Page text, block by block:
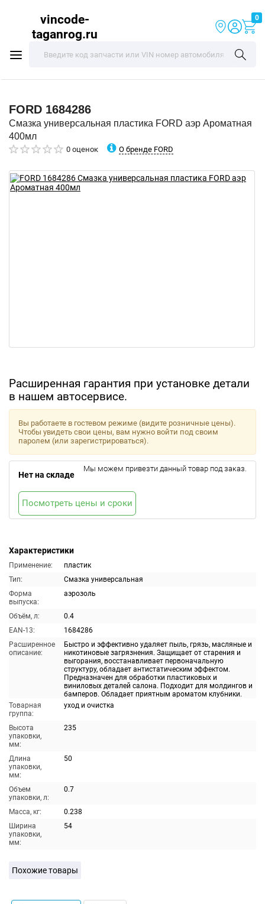
vincode-
taganrog.ru
0
FORD 1684286
Смазка универсальная пластика FORD аэр Ароматная
400мл
0 оценок О бренде FORD
Расширенная гарантия при установке детали
в нашем автосервисе.
Характеристики
Применение:
пластик
Тип:
Смазка универсальная
Форма
выпуска:
аэрозоль
Объём, л:
0.4
EAN-13:
1684286
Расширенное
описание:
Быстро и эффективно удаляет пыль, грязь, масляные и
никотиновые загрязнения. Защищает от старения и
выгорания, восстанавливает первоначальную
структуру, обладает антистатическим эффектом.
Предназначен для обработки пластиковых и
виниловых деталей салона. Подходит для молдингов и
бамперов. Обладает приятным ароматом клубники.
Товарная
группа:
уход и очистка
Высота
упаковки,
мм:
235
Длина
упаковки,
мм:
50
Объем
упаковки, л:
0.7
Масса, кг:
0.238
Ширина
упаковки,
мм:
54
Вы работаете в гостевом режиме (видите розничные цены).
Чтобы увидеть свои цены, вам нужно войти под своим
паролем (или зарегистрироваться).
Нет на складе
Мы можем привезти данный товар под заказ.
Посмотреть цены и сроки
Похожие товары